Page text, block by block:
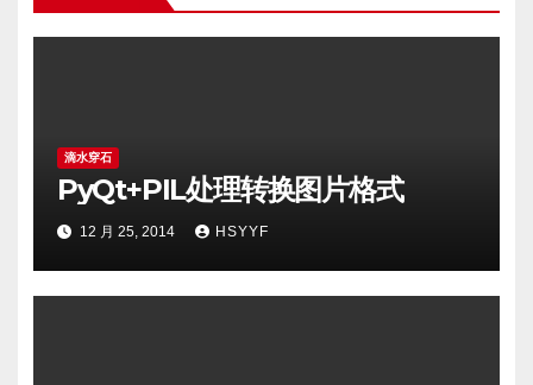
滴水穿石
PyQt+PIL处理转换图片格式
12 月 25, 2014 HSYYF